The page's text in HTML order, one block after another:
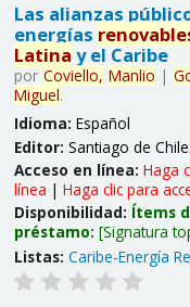
Las alianzas
energías
Latina y el Caribe
por Coviello, Manlio |
Miguel.
Idioma: Español
Editor: Santiago de
Acceso en línea: Haga
línea | Haga clic para
Disponibilidad: Ítems
préstamo: Signatura
Listas: Caribe-Energía